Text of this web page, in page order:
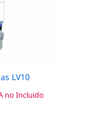
LV10
no Incluido